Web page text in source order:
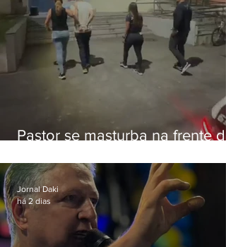
Pastor se masturba na frente de
Jornal Daki
há 2 dias